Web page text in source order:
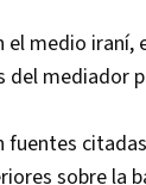
el medio
del mediador
fuentes
sobre la